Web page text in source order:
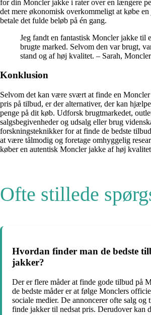
for din Moncler jakke i rater over en længere
det mere økonomisk overkommeligt at købe
betale det fulde beløb på én gang.
Jeg fandt en fantastisk Moncler jakke til
brugte marked. Selvom den var brugt,
stand og af høj kvalitet. – Sarah,
Konklusion
Selvom det kan være svært at finde en
pris på tilbud, er der alternativer, der kan
penge på dit køb. Udforsk brugtmarkedet,
salgsbegivenheder og udsalg eller brug
forskningsteknikker for at finde de bedste
at være tålmodig og foretage omhyggelig
køber en autentisk Moncler jakke af høj
Ofte stillede
Hvordan finder man de bedste
jakker?
Der er flere måder at finde gode tilbud på
de bedste måder er at følge Monclers
sociale medier. De annoncerer ofte salg og
finde jakker til nedsat pris. Derudover kan